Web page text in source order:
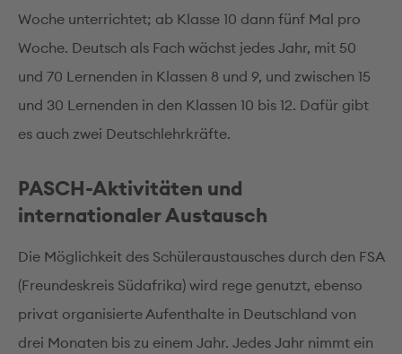
Woche unterrichtet; ab Klasse 10 dann fünf Mal pro
Woche. Deutsch als Fach wächst jedes Jahr, mit 50
und 70 Lernenden in Klassen 8 und 9, und zwischen 15
und 30 Lernenden in den Klassen 10 bis 12. Dafür gibt
es auch zwei Deutschlehrkräfte.
PASCH-Aktivitäten und
internationaler Austausch
Die Möglichkeit des Schüleraustausches durch den FSA
(Freundeskreis Südafrika) wird rege genutzt, ebenso
privat organisierte Aufenthalte in Deutschland von
drei Monaten bis zu einem Jahr. Jedes Jahr nimmt ein